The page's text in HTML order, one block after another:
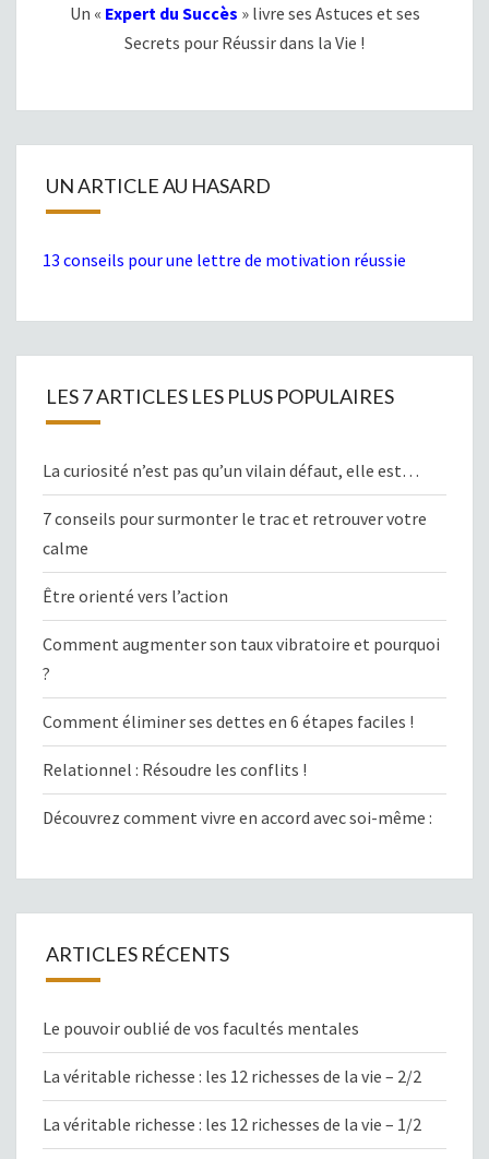
Un « Expert du Succès » livre ses Astuces et ses
Secrets pour Réussir dans la Vie !
UN ARTICLE AU HASARD
13 conseils pour une lettre de motivation réussie
LES 7 ARTICLES LES PLUS POPULAIRES
La curiosité n’est pas qu’un vilain défaut, elle est…
7 conseils pour surmonter le trac et retrouver votre
calme
Être orienté vers l’action
Comment augmenter son taux vibratoire et pourquoi
?
Comment éliminer ses dettes en 6 étapes faciles !
Relationnel : Résoudre les conflits !
Découvrez comment vivre en accord avec soi-même :
ARTICLES RÉCENTS
Le pouvoir oublié de vos facultés mentales
La véritable richesse : les 12 richesses de la vie – 2/2
La véritable richesse : les 12 richesses de la vie – 1/2